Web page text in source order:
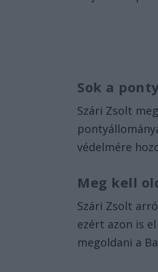
Sok a
Szári Zsolt
védelmére
Meg kell
Szári Zsolt
ezért azon is
megoldani a